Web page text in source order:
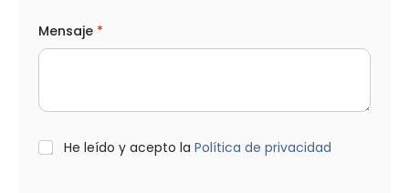
e
l
n
C
a
Mensaje *
L
He leído y acepto la Política de privacidad